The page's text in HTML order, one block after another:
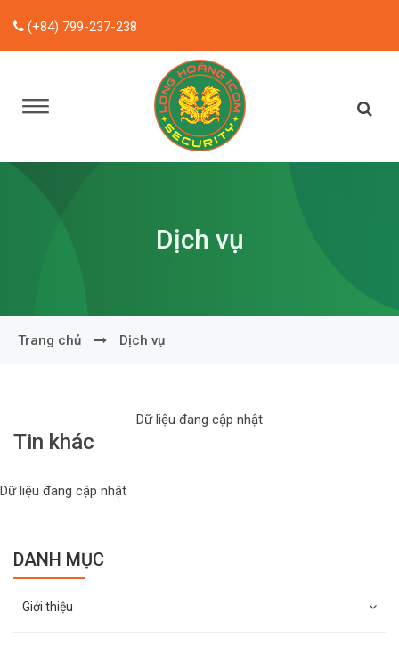
(+84) 799-237-238
Dịch vụ
Trang chủ Dịch vụ
Dữ liệu đang cập nhật
Tin khác
Dữ liệu đang cập nhật
DANH MỤC
Giới thiệu